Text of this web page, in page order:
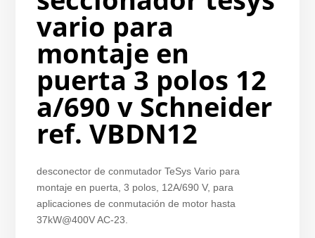
vario para
montaje en
puerta 3 polos 12
a/690 v Schneider
ref. VBDN12
desconector de conmutador TeSys Vario para
montaje en puerta, 3 polos, 12A/690 V, para
aplicaciones de conmutación de motor hasta
37kW@400V AC-23.